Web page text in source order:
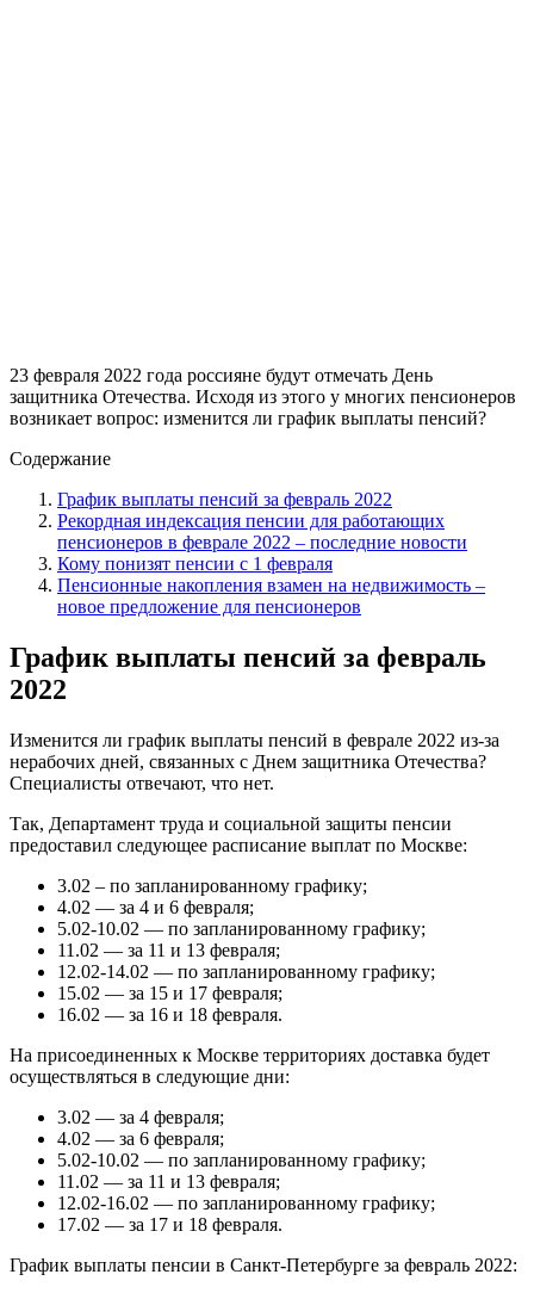
23 февраля 2022 года россияне будут отмечать День
защитника Отечества. Исходя из этого у многих пенсионеров
возникает вопрос: изменится ли график выплаты пенсий?
Содержание
График выплаты пенсий за февраль 2022
Рекордная индексация пенсии для работающих
пенсионеров в феврале 2022 – последние новости
Кому понизят пенсии с 1 февраля
Пенсионные накопления взамен на недвижимость –
новое предложение для пенсионеров
График выплаты пенсий за февраль
2022
Изменится ли график выплаты пенсий в феврале 2022 из-за
нерабочих дней, связанных с Днем защитника Отечества?
Специалисты отвечают, что нет.
Так, Департамент труда и социальной защиты пенсии
предоставил следующее расписание выплат по Москве:
3.02 – по запланированному графику;
4.02 — за 4 и 6 февраля;
5.02-10.02 — по запланированному графику;
11.02 — за 11 и 13 февраля;
12.02-14.02 — по запланированному графику;
15.02 — за 15 и 17 февраля;
16.02 — за 16 и 18 февраля.
На присоединенных к Москве территориях доставка будет
осуществляться в следующие дни:
3.02 — за 4 февраля;
4.02 — за 6 февраля;
5.02-10.02 — по запланированному графику;
11.02 — за 11 и 13 февраля;
12.02-16.02 — по запланированному графику;
17.02 — за 17 и 18 февраля.
График выплаты пенсии в Санкт-Петербурге за февраль 2022: